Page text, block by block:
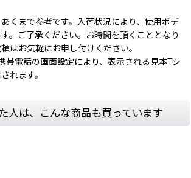
くまで参考です。入荷状況により、使用ボデ
。ご了承ください。お時間を頂くこととなり
はお気軽にお申し付けください。
帯電話の画面設定により、表示される見本Tシ
れます。
人は、こんな商品も買っています